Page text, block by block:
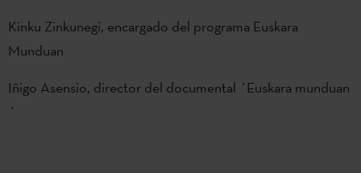
Kinku Zinkunegi, encargado del programa Euskara
Munduan
Iñigo Asensio, director del documental ´Euskara munduan
´